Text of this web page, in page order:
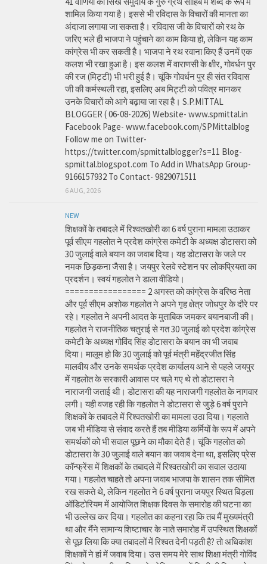
शामिल किया गया है। इससे भी रविदास के विचारों की मानता का
अंदाजा लगाया जा सकता है। रविदास जी के विचारों को रथ के
जरिए भले ही भाजपा ने पहुंचाने का काम किया हो, लेकिन यह काम
कांग्रेस भी कर सकती है। भाजपा ने रथ रवाना किए हैं उनमें एक
कलश भी रखा हुआ है। इस कलश में वाराणसी के क्षीर, गोवर्धन पुर
की रज (मिट्टी) भी भरी हुई है। चूंकि गोवर्धन पुर ही संत रविदास
जी की कर्मस्थली रहा, इसलिए अब मिट्टी को पवित्र मानकर
उनके विचारों को आगे बढ़ाया जा रहा है। S.P.MITTAL
BLOGGER ( 06-08-2026) Website- www.spmittal.in
Facebook Page- www.facebook.com/SPMittalblog
Follow me on Twitter-
https://twitter.com/spmittalblogger?s=11 Blog-
spmittal.blogspot.com To Add in WhatsApp Group-
9166157932 To Contact- 9829071511
6 AUG, 2026
NEW
शिक्षकों के तबादले में रिश्वतखोरी का 6 वर्ष पुराना मामला उठाकर
पूर्व सीएम गहलोत ने प्रदेश कांग्रेस कमेटी के अध्यक्ष डोटासरा को
30 जुलाई वाले बयान का जवाब दिया। यह डोटासरा के जले पर
नमक छिड़कना जैसा है। जयपुर रेलवे स्टेशन पर लोकप्रियता का
प्रदर्शन। स्वयं गहलोत ने डाला वीडियो।
================= 2 अगस्त को कांग्रेस के वरिष्ठ नेता
और पूर्व सीएम अशोक गहलोत ने अपने गृह क्षेत्र जोधपुर के दौरे पर
रहे। गहलोत ने अपनी आदत के मुताबिक जमकर बयानबाजी की।
गहलोत ने राजनीतिक चतुराई से गत 30 जुलाई को प्रदेश कांग्रेस
कमेटी के अध्यक्ष गोविंद सिंह डोटासरा के बयान का भी जवाब
दिया। मालूम हो कि 30 जुलाई को पूर्व मंत्री महेंद्रजीत सिंह
मालवीय और उनके समर्थक प्रदेश कार्यालय आने से पहले जयपुर
में गहलोत के सरकारी आवास पर चले गए थे तो डोटासरा ने
नाराजगी जताई थी। डोटासरा की यह नाराजगी गहलोत के नागवार
लगी। यही वजह रही कि गहलोत ने डोटासरा से जुड़े 6 वर्ष पुराने
शिक्षकों के तबादले में रिश्वतखोरी का मामला उठा दिया। गहलाते
जब भी मीडिया से संवाद करते हैं तब मीडिया कर्मियों के रूप में अपने
समर्थकों को भी सवाल पूछने का मौका देते हैं। चूंकि गहलोत को
डोटासरा के 30 जुलाई वाले बयान का जवाब देना था, इसलिए प्रेस
कॉन्फ्रेंस में शिक्षकों के तबादले में रिश्वतखोरी का सवाल उठाया
गया। गहलोत चाहते तो अपना जवाब भाजपा के शासन तक सीमित
रख सकते थे, लेकिन गहलोत ने 6 वर्ष पुराना जयपुर स्थित बिड़ला
ऑडिटोरियम में आयोजित शिक्षक दिवस के समारोह की घटना का
भी उल्लेख कर दिया। गहलोत का कहना रहा कि तब मैं मुख्यमंत्री
था और मैंने सामान्य शिष्टाचार के नाते समारोह में उपस्थित शिक्षकों
से पूछ लिया कि क्या तबादलों में रिश्वत देनी पड़ती है? तो अधिकांश
शिक्षकों ने हां में जवाब दिया। उस समय मेरे साथ शिक्षा मंत्री गोविंद